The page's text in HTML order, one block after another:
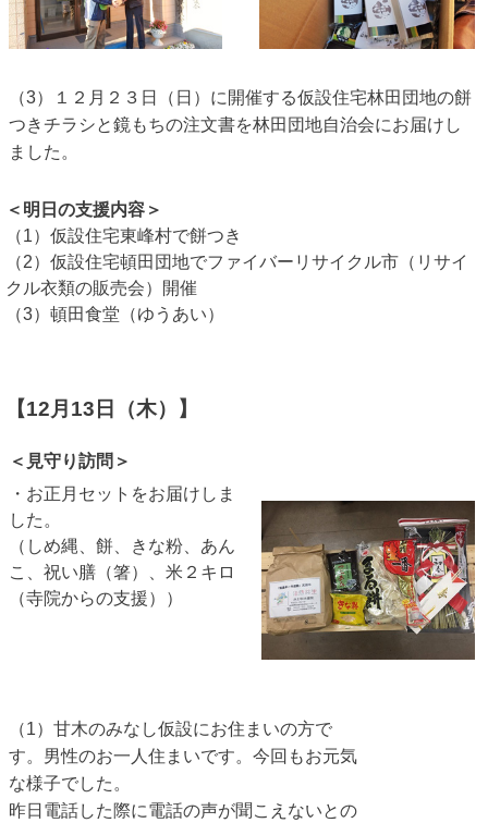
（3）１２月２３日（日）に開催する仮設住宅林田団地の餅
つきチラシと鏡もちの注文書を林田団地自治会にお届けし
ました。
＜明日の支援内容＞
（1）仮設住宅東峰村で餅つき
（2）仮設住宅頓田団地でファイバーリサイクル市（リサイ
クル衣類の販売会）開催
（3）頓田食堂（ゆうあい）
【12月13日（木）】
＜見守り訪問＞
・お正月セットをお届けしま
した。
（しめ縄、餅、きな粉、あん
こ、祝い膳（箸）、米２キロ
（寺院からの支援））
（1）甘木のみなし仮設にお住まいの方で
す。男性のお一人住まいです。今回もお元気
な様子でした。
昨日電話した際に電話の声が聞こえないとの